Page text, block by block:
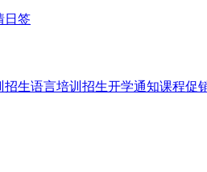
日签
招生语言培训招生开学通知课程促